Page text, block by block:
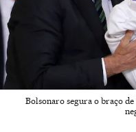
Bolsonaro segura o braço